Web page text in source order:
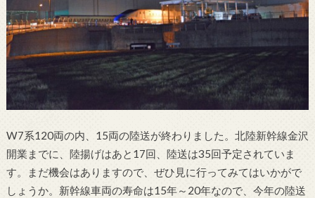
W7系120両の内、15両の陸送が終わりました。北陸新幹線金沢
開業までに、陸揚げはあと17回、陸送は35回予定されていま
す。まだ機会はありますので、ぜひ見に行ってみてはいかがで
しょうか。新幹線車両の寿命は15年～20年なので、今年の陸送